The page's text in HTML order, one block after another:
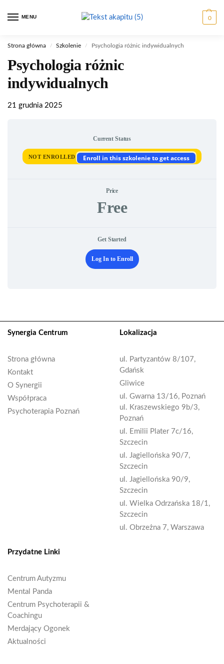
MENU 0
Strona główna / Szkolenie / Psychologia różnic indywidualnych
Psychologia różnic
indywidualnych
21 grudnia 2025
Current Status
NOT ENROLLED Enroll in this szkolenie to get access
Price
Free
Get Started
Log In to Enroll
Synergia Centrum
Strona główna
Kontakt
O Synergii
Współpraca
Psychoterapia Poznań
Lokalizacja
ul. Partyzantów 8/107,
Gdańsk
Gliwice
ul. Gwarna 13/16, Poznań
ul. Kraszewskiego 9b/3,
Poznań
ul. Emilii Plater 7c/16,
Szczecin
ul. Jagiellońska 90/7,
Szczecin
ul. Jagiellońska 90/9,
Szczecin
ul. Wielka Odrzańska 18/1,
Szczecin
ul. Obrzeżna 7, Warszawa
Przydatne Linki
Centrum Autyzmu
Mental Panda
Centrum Psychoterapii &
Coachingu
Merdający Ogonek
Aktualności